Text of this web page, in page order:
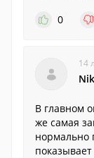
0
14
Nik
В главном
же самая
нормально